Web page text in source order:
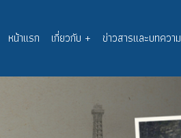
Main
navigation
หน้าแรก เกี่ยวกับ + ข่าวสารและบทความ